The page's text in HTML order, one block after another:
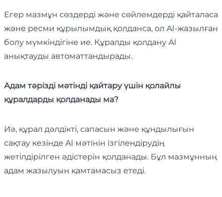
Егер мазмұн сөздерді және сөйлемдерді қайталаса
және ресми құрылымдық қолданса, ол AI-жазылған
болу мүмкіндігіне ие. Құралды қолдану AI
анықтауды автоматтандырады.
Адам тәрізді мәтінді қайтару үшін қолайлы
құралдарды қолданады ма?
Иә, құрал дәлдікті, сапасын және құндылығын
сақтау кезінде AI мәтінін ізгілендірудің
жетілдірілген әдістерін қолданады. Бұл мазмұнның
адам жазылуын қамтамасыз етеді.